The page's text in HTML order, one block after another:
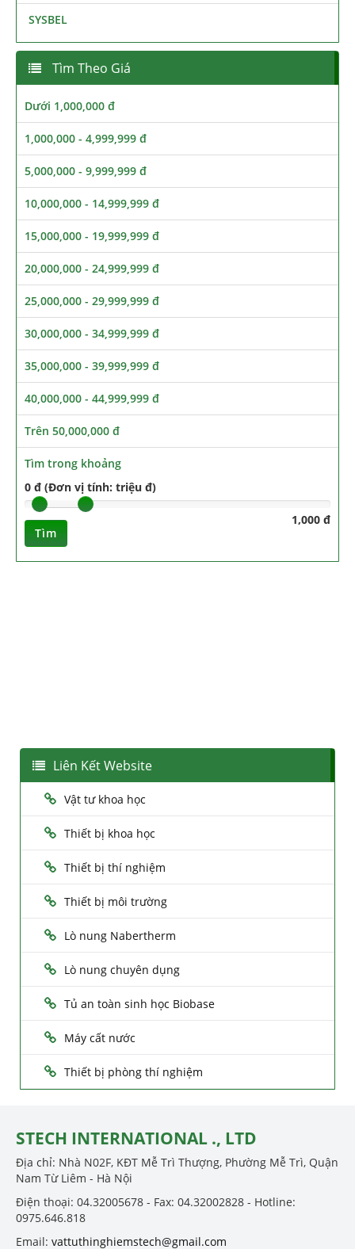
SYSBEL
Tìm Theo Giá
Dưới 1,000,000 đ
1,000,000 - 4,999,999 đ
5,000,000 - 9,999,999 đ
10,000,000 - 14,999,999 đ
15,000,000 - 19,999,999 đ
20,000,000 - 24,999,999 đ
25,000,000 - 29,999,999 đ
30,000,000 - 34,999,999 đ
35,000,000 - 39,999,999 đ
40,000,000 - 44,999,999 đ
Trên 50,000,000 đ
Tìm trong khoảng
0 đ (Đơn vị tính: triệu đ)
1,000 đ
Tìm
Liên Kết Website
Vật tư khoa học
Thiết bị khoa học
Thiết bị thí nghiệm
Thiết bị môi trường
Lò nung Nabertherm
Lò nung chuyên dụng
Tủ an toàn sinh học Biobase
Máy cất nước
Thiết bị phòng thí nghiệm
STECH INTERNATIONAL ., LTD
Địa chỉ: Nhà N02F, KĐT Mễ Trì Thượng, Phường Mễ Trì, Quận
Nam Từ Liêm - Hà Nội
Điện thoại: 04.32005678 - Fax: 04.32002828 - Hotline:
0975.646.818
Email: vattuthinghiemstech@gmail.com